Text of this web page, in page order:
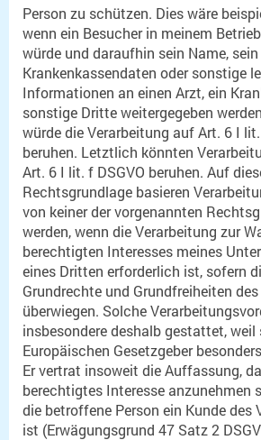
Person zu schützen. Dies wäre
wenn ein Besucher in meinem
würde und daraufhin sein Name, sein
Krankenkassendaten oder sonstige
Informationen an einen Arzt, ein
sonstige Dritte weitergegeben
würde die Verarbeitung auf Art. 6 I lit.
beruhen. Letztlich könnten
Art. 6 I lit. f DSGVO beruhen. Auf
Rechtsgrundlage basieren
von keiner der vorgenannten
werden, wenn die Verarbeitung zur
berechtigten Interesses meines
eines Dritten erforderlich ist, sofern
Grundrechte und Grundfreiheiten
überwiegen. Solche
insbesondere deshalb gestattet, weil
Europäischen Gesetzgeber
Er vertrat insoweit die Auffassung,
berechtigtes Interesse anzunehmen
die betroffene Person ein Kunde des
ist (Erwägungsgrund 47 Satz 2